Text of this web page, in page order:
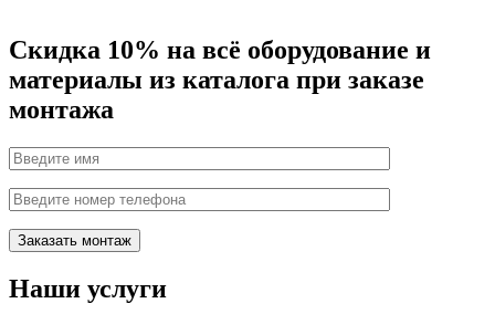
Скидка 10% на всё оборудование и
материалы из каталога при заказе
монтажа
Наши услуги